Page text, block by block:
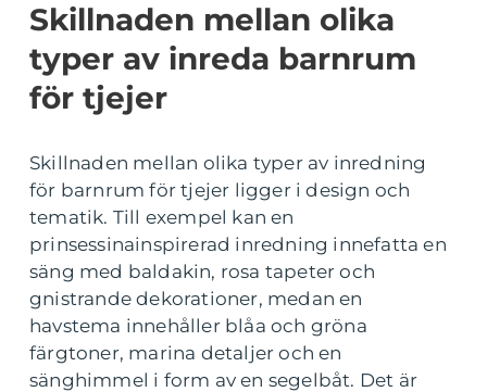
Skillnaden mellan olika
typer av inreda barnrum
för tjejer
Skillnaden mellan olika typer av inredning
för barnrum för tjejer ligger i design och
tematik. Till exempel kan en
prinsessinainspirerad inredning innefatta en
säng med baldakin, rosa tapeter och
gnistrande dekorationer, medan en
havstema innehåller blåa och gröna
färgtoner, marina detaljer och en
sänghimmel i form av en segelbåt. Det är